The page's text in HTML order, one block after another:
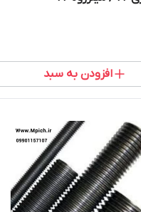
افزودن به سبد